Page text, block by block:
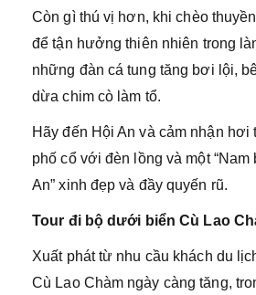
Còn gì thú vị hơn, khi chèo
để tận hưởng thiên nhiên trong
những đàn cá tung tăng bơi lội,
dừa chim cò làm tổ.
Hãy đến Hội An và cảm nhận hơi
phố cổ với đèn lồng và một
An” xinh đẹp và đầy quyến rũ.
Tour đi bộ dưới biển Cù Lao
Xuất phát từ nhu cầu khách du
Cù Lao Chàm ngày càng tăng,